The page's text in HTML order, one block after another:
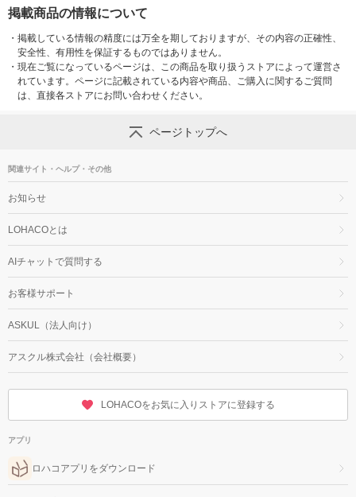
掲載商品の情報について
・ 掲載している情報の精度には万全を期しておりますが、その内容の正確性、
安全性、有用性を保証するものではありません。
・ 現在ご覧になっているページは、この商品を取り扱うストアによって運営さ
れています。ページに記載されている内容や商品、ご購入に関するご質問
は、直接各ストアにお問い合わせください。
ページトップへ
関連サイト・ヘルプ・その他
お知らせ
LOHACOとは
AIチャットで質問する
お客様サポート
ASKUL（法人向け）
アスクル株式会社（会社概要）
LOHACOをお気に入りストアに登録する
アプリ
ロハコアプリをダウンロード